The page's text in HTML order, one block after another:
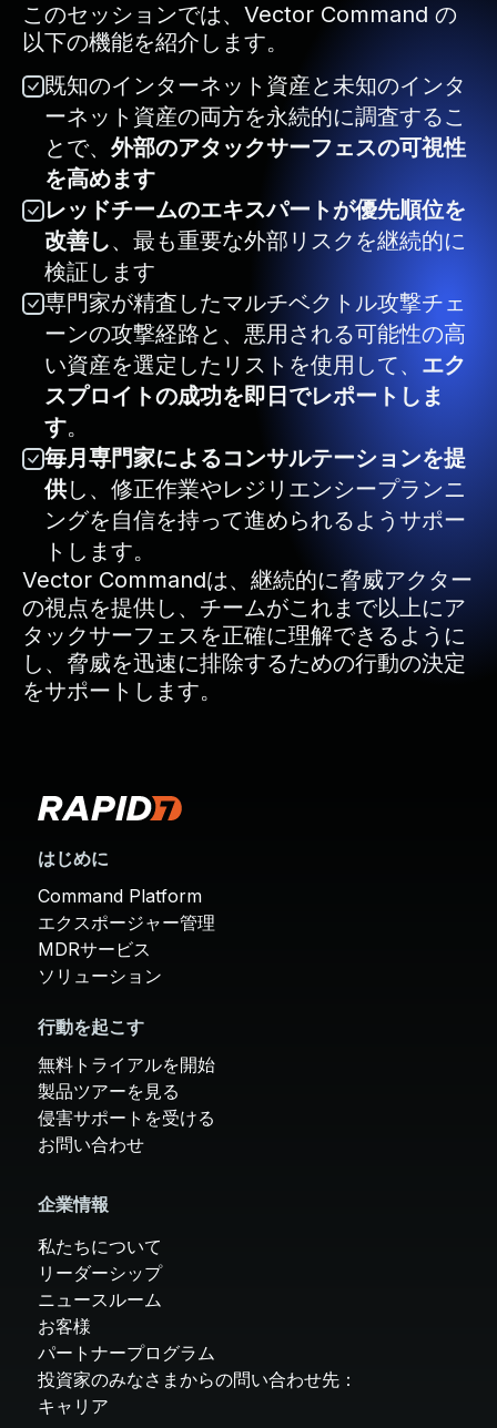
このセッションでは、Vector Command の
以下の機能を紹介します。
既知のインターネット資産と未知のインタ
ーネット資産の両方を永続的に調査するこ
とで、 外部のアタックサーフェスの可視性
を高めます
レッドチームのエキスパートが優先順位を
改善し、最も重要な外部リスクを継続的に
検証します
専門家が精査したマルチベクトル攻撃チェ
ーンの攻撃経路と、悪用される可能性の高
い資産を選定したリストを使用して、 エク
スプロイトの成功を即日でレポートしま
す。
毎月専門家によるコンサルテーションを提
供し、修正作業やレジリエンシープランニ
ングを自信を持って進められるようサポー
トします。
Vector Commandは、継続的に脅威アクター
の視点を提供し、チームがこれまで以上にア
タックサーフェスを正確に理解できるように
し、脅威を迅速に排除するための行動の決定
をサポートします。
はじめに
Command Platform
エクスポージャー管理
MDRサービス
ソリューション
行動を起こす
無料トライアルを開始
製品ツアーを見る
侵害サポートを受ける
お問い合わせ
企業情報
私たちについて
リーダーシップ
ニュースルーム
お客様
パートナープログラム
投資家のみなさまからの問い合わせ先：
キャリア